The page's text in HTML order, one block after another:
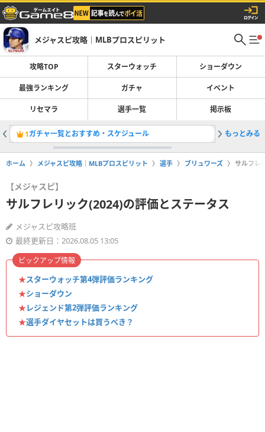
メジャスピ攻略｜MLBプロスピリット
攻略TOP スターウォッチ ショーダウン
最強ランキング ガチャ イベント
リセマラ 選手一覧 掲示板
1ガチャ一覧とおすすめ・スケジュール 2最強選
もっとみる
ホーム メジャスピ攻略｜MLBプロスピリット 選手 ブリュワーズ サルフレ
【メジャスピ】
サルフレリック(2024)の評価とステータス
メジャスピ攻略班
最終更新日：2026.08.05 13:05
★スターウォッチ第4弾評価ランキング
★ショーダウン
★レジェンド第2弾評価ランキング
★選手ダイヤセットは買うべき？
ピックアップ情報